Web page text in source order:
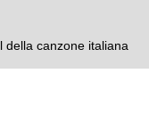
della canzone italiana